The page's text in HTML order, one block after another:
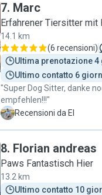
professional dog sitter."
7. Marc
Erfahrener Tiersitter mit
14.1 km
(6 recensioni)
Ultima prenotazione 4
Ultimo contatto 6
"Super Dog Sitter, danke
empfehlen!!!"
E
Recensioni da El
8. Florian andreas
Paws Fantastisch Hier
13.2 km
Ultimo contatto 10